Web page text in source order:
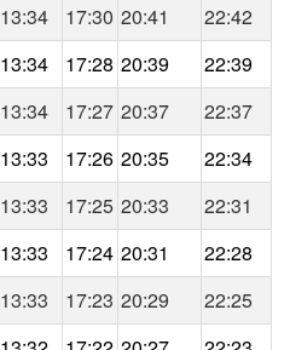
13:34 17:30 20:41
22:42
13:34 17:28 20:39
22:39
13:34 17:27 20:37
22:37
13:33 17:26 20:35
22:34
13:33 17:25 20:33
22:31
13:33 17:24 20:31
22:28
13:33 17:23 20:29
22:25